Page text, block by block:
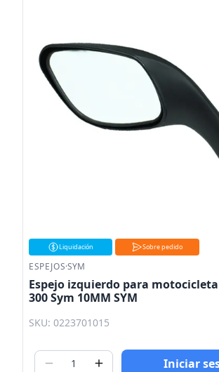
Liquidación Sobre pedido
ESPEJOS·SYM
Espejo izquierdo para
300 Sym 10MM SYM
SKU: 0223701015
Iniciar